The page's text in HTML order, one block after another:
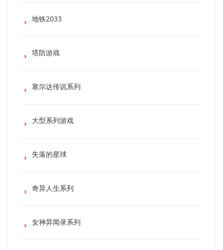
地铁2033
塔防游戏
塞尔达传说系列
大型系列游戏
失落的星球
奇异人生系列
女神异闻录系列